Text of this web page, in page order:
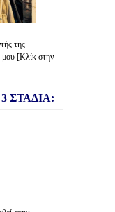
της
μου [Κλίκ στην
ΣΤΑΔΙΑ: